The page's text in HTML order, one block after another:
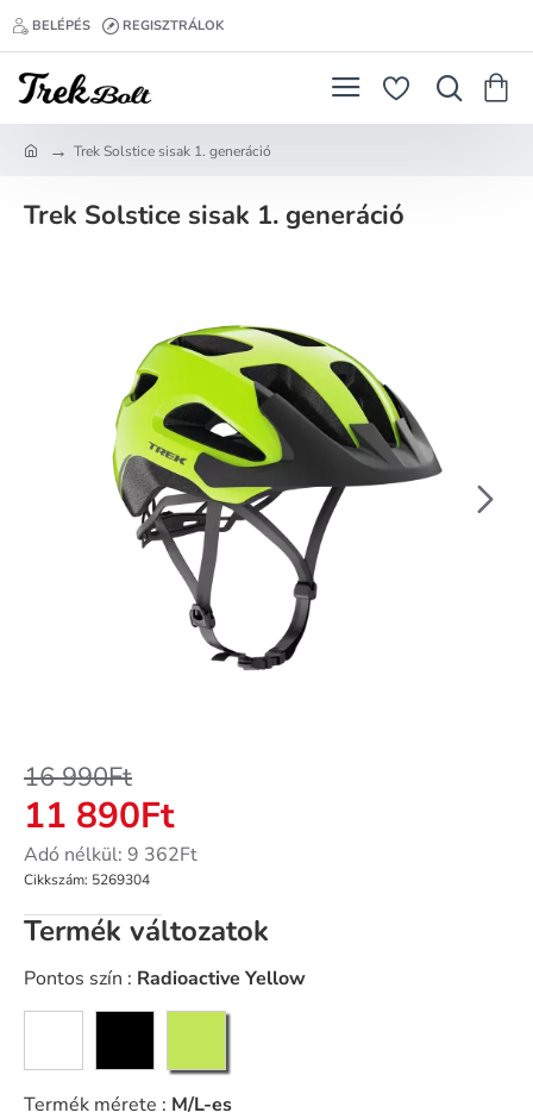
BELÉPÉS REGISZTRÁLOK
m
Trek Solstice sisak 1. generáció
Trek Solstice sisak 1. generáció
11 890Ft
16 990Ft
Adó nélkül: 9 362Ft
Cikkszám: 5269304
Termék változatok
Pontos szín : Radioactive Yellow
Termék mérete : M/L-es